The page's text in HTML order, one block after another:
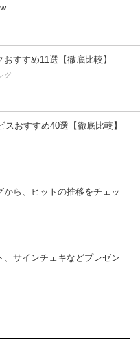
すすめ11選【徹底比較】
グ
おすすめ40選【徹底比較】
ら、ヒットの推移をチェッ
、サインチェキなどプレゼン